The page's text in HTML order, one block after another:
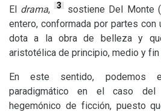
El drama, 3 sostiene Del Monte
entero, conformada por partes con
dota a la obra de belleza y
aristotélica de principio, medio y fin
En este sentido, podemos
paradigmático en el caso
hegemónico de ficción, puesto